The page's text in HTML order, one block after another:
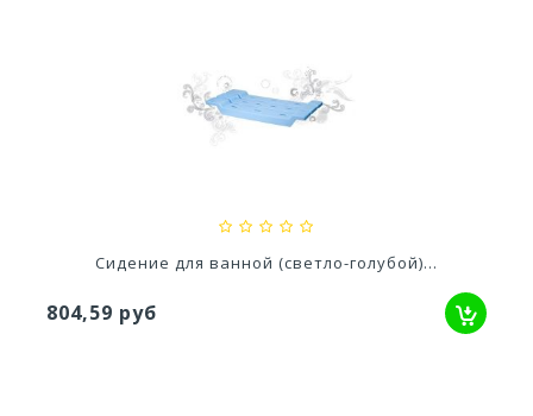
Для выгребных ям и...
Сидение для ванной (светло-голубой)...
руб